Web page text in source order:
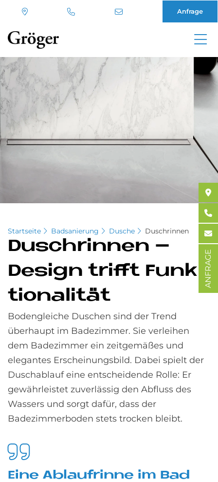
Direkt
zum
Inhalt
Anfrage
Startseite Badsanierung Dusche Duschrinnen
Dusch­rin­nen –
De­sign trif­ft Funk­
tio­na­li­tät
Bodengleiche Duschen sind der Trend
überhaupt im Badezimmer. Sie verleihen
dem Badezimmer ein zeitgemäßes und
elegantes Erscheinungsbild. Dabei spielt der
Duschablauf eine entscheidende Rolle: Er
gewährleistet zuverlässig den Abfluss des
Wassers und sorgt dafür, dass der
Badezimmerboden stets trocken bleibt.
Eine Ab­lauf­rin­ne im Bad
ANFRAGE